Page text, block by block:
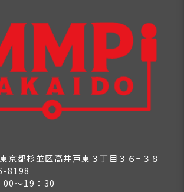
京都杉並区高井戸東３丁目３６−３８
8198
00～19：30